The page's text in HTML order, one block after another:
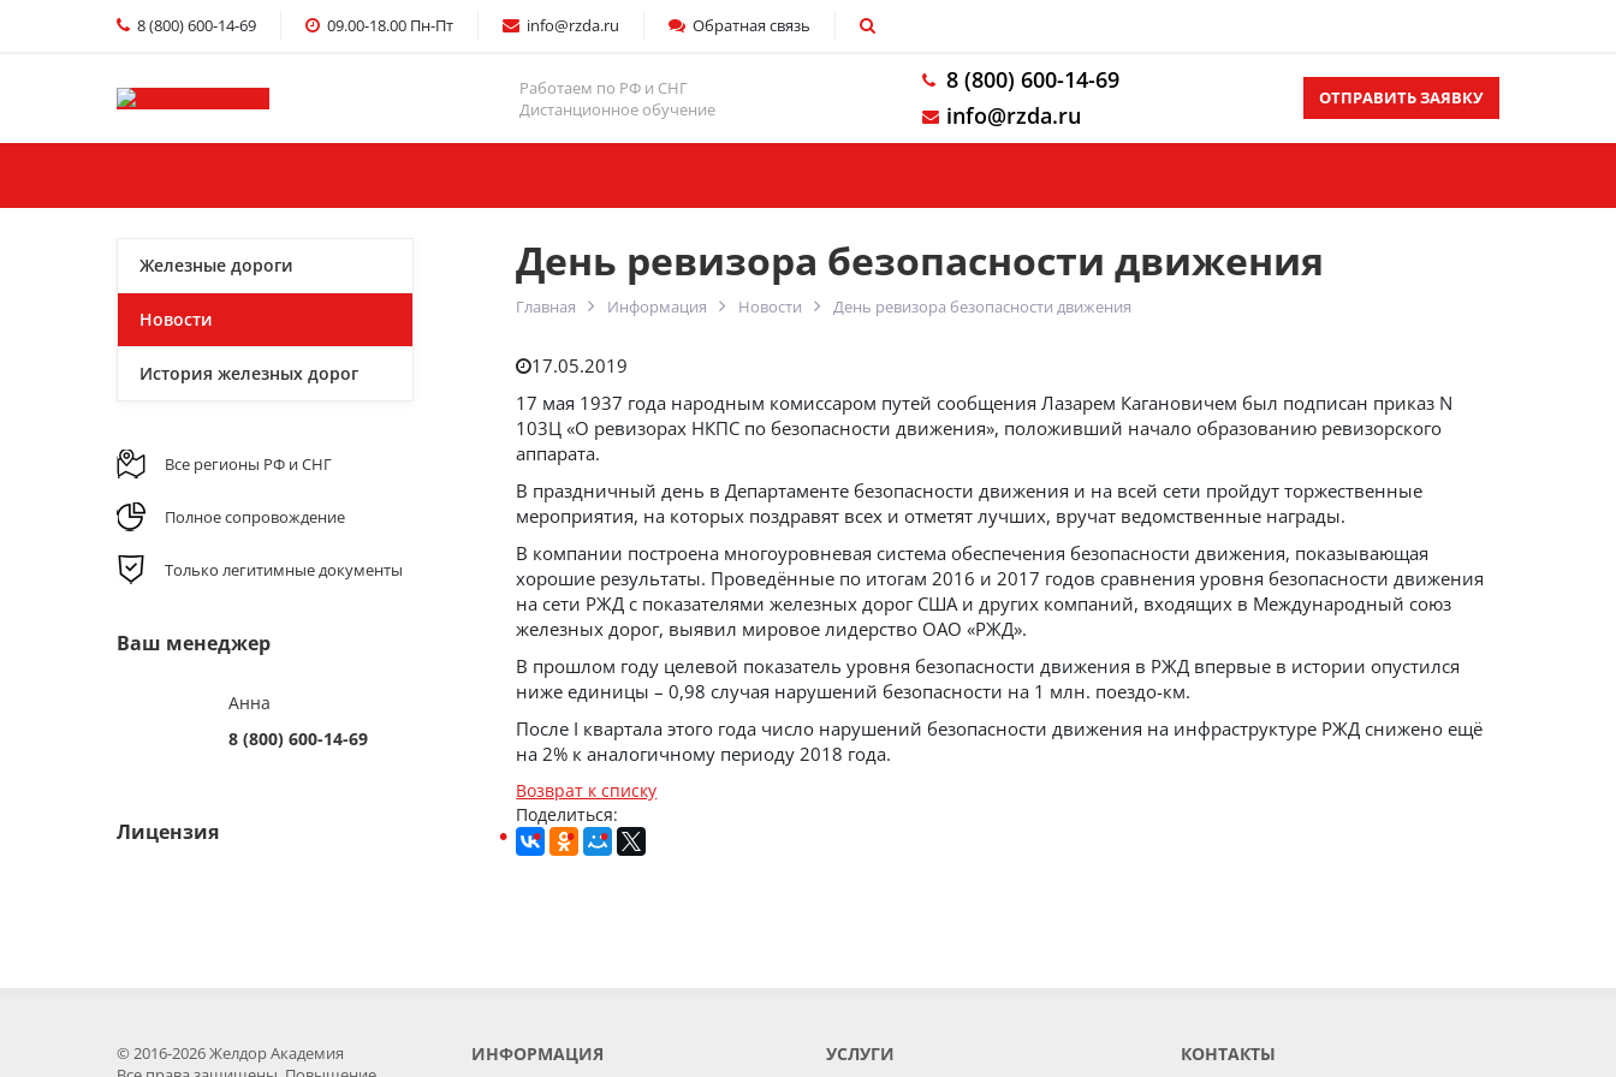
8 (800) 600-14-69 09.00-18.00 Пн-Пт info@rzda.ru Обратная связь
Работаем по РФ и СНГ
Дистанционное обучение
8 (800) 600-14-69
info@rzda.ru
ОТПРАВИТЬ ЗАЯВКУ
День ревизора безопасности движения
Главная Информация Новости День ревизора безопасности движения
17.05.2019
17 мая 1937 года народным комиссаром путей сообщения Лазарем Кагановичем был подписан приказ N
103Ц «О ревизорах НКПС по безопасности движения», положивший начало образованию ревизорского
аппарата.
В праздничный день в Департаменте безопасности движения и на всей сети пройдут торжественные
мероприятия, на которых поздравят всех и отметят лучших, вручат ведомственные награды.
В компании построена многоуровневая система обеспечения безопасности движения, показывающая
хорошие результаты. Проведённые по итогам 2016 и 2017 годов сравнения уровня безопасности движения
на сети РЖД с показателями железных дорог США и других компаний, входящих в Международный союз
железных дорог, выявил мировое лидерство ОАО «РЖД».
В прошлом году целевой показатель уровня безопасности движения в РЖД впервые в истории опустился
ниже единицы – 0,98 случая нарушений безопасности на 1 млн. поездо-км.
После I квартала этого года число нарушений безопасности движения на инфраструктуре РЖД снижено ещё
на 2% к аналогичному периоду 2018 года.
Возврат к списку
Поделиться:
Железные дороги
Новости
История железных дорог
Все регионы РФ и СНГ
Полное сопровождение
Только легитимные документы
Ваш менеджер
Анна
8 (800) 600-14-69
Лицензия
ИНФОРМАЦИЯ УСЛУГИ КОНТАКТЫ
© 2016-2026 Желдор Академия